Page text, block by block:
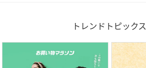
トレンドトピックス